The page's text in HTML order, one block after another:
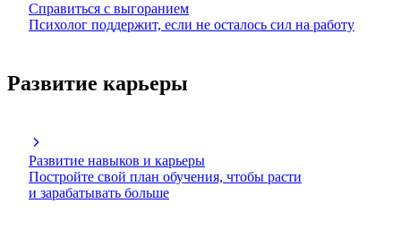
Справиться с выгоранием
Психолог поддержит, если не осталось сил на работу
Развитие карьеры
Развитие навыков и карьеры
Постройте свой план обучения, чтобы расти
и зарабатывать больше